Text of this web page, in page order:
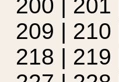
200 | 201
209 | 210
218 | 219